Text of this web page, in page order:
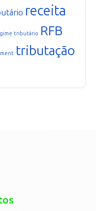
receita
tributário RFB
tributação